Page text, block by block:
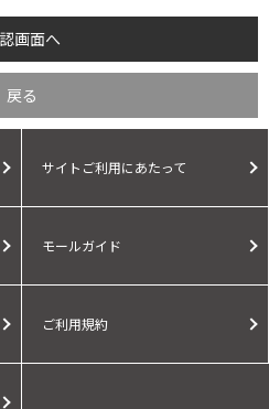
サイトご利用にあたって
モールガイド
ご利用規約